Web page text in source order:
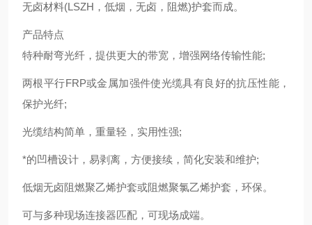
无卤材料(LSZH，低烟，无卤，阻燃)护套而成。
产品特点
特种耐弯光纤，提供更大的带宽，增强网络传输性能;
两根平行FRP或金属加强件使光缆具有良好的抗压性能，
保护光纤;
光缆结构简单，重量轻，实用性强;
*的凹槽设计，易剥离，方便接续，简化安装和维护;
低烟无卤阻燃聚乙烯护套或阻燃聚氯乙烯护套，环保。
可与多种现场连接器匹配，可现场成端。